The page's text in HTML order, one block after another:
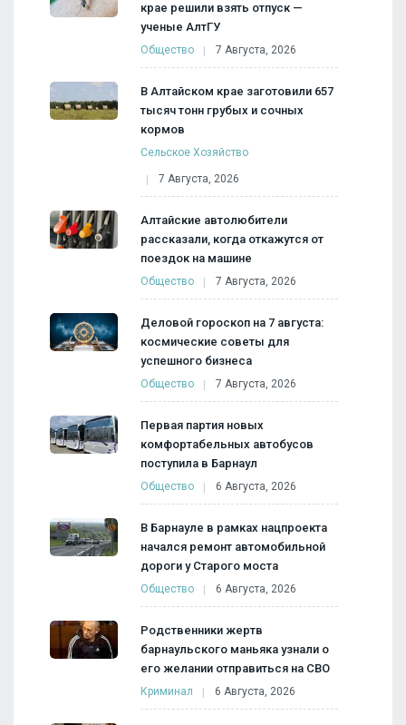
крае решили взять отпуск —
ученые АлтГУ
Общество 7 Августа, 2026
В Алтайском крае заготовили 657
тысяч тонн грубых и сочных
кормов
Сельское Хозяйство
7 Августа, 2026
Алтайские автолюбители
рассказали, когда откажутся от
поездок на машине
Общество 7 Августа, 2026
Деловой гороскоп на 7 августа:
космические советы для
успешного бизнеса
Общество 7 Августа, 2026
Первая партия новых
комфортабельных автобусов
поступила в Барнаул
Общество 6 Августа, 2026
В Барнауле в рамках нацпроекта
начался ремонт автомобильной
дороги у Старого моста
Общество 6 Августа, 2026
Родственники жертв
барнаульского маньяка узнали о
его желании отправиться на СВО
Криминал 6 Августа, 2026